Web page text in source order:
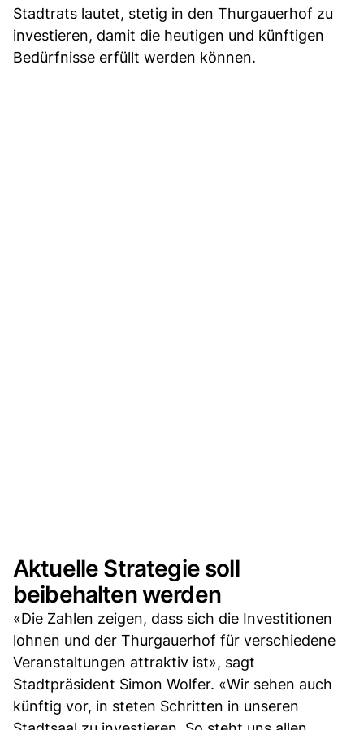
Stadtrats lautet, stetig in den Thurgauerhof zu
investieren, damit die heutigen und künftigen
Bedürfnisse erfüllt werden können.
Aktuelle Strategie soll
beibehalten werden
«Die Zahlen zeigen, dass sich die Investitionen
lohnen und der Thurgauerhof für verschiedene
Veranstaltungen attraktiv ist», sagt
Stadtpräsident Simon Wolfer. «Wir sehen auch
künftig vor, in steten Schritten in unseren